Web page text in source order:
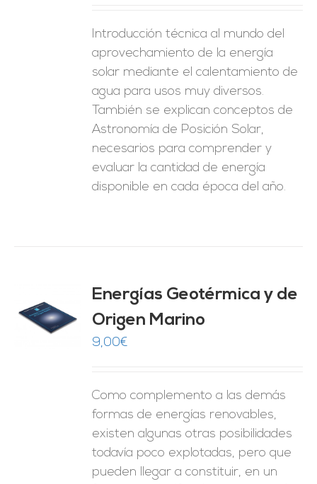
Introducción técnica al mundo del
aprovechamiento de la energía
solar mediante el calentamiento de
agua para usos muy diversos.
También se explican conceptos de
Astronomía de Posición Solar,
necesarios para comprender y
evaluar la cantidad de energía
disponible en cada época del año.
Energías Geotérmica y de
Origen Marino
9,00€
Como complemento a las demás
formas de energías renovables,
existen algunas otras posibilidades
todavía poco explotadas, pero que
pueden llegar a constituir, en un